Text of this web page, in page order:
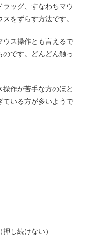
ッグ、すなわちマウ
をずらす方法です。
ウス操作とも言えるで
のです。どんどん触っ
作が苦手な方のほと
ている方が多いようで
し続けない）